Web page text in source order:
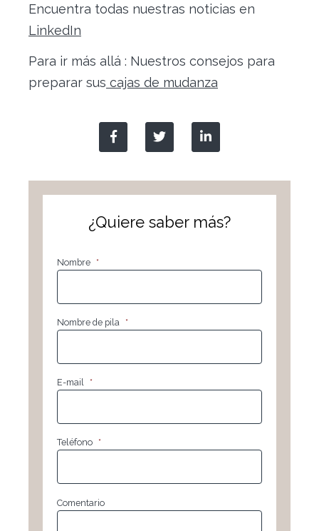
Encuentra todas nuestras noticias en
LinkedIn
Para ir más allá : Nuestros consejos para
preparar sus cajas de mudanza
¿Quiere saber más?
Nombre *
Nombre de pila *
E-mail *
Teléfono *
Comentario